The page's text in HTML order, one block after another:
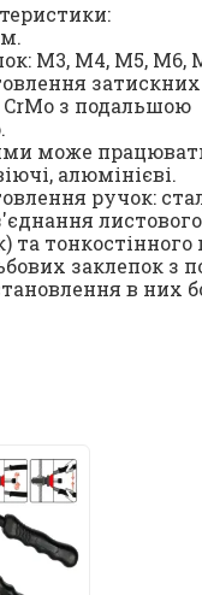
М3, М4, М5, М6,
CrMo з подальшою
може
алюмінієві.
ручок:
та тонкостінного
заклепок з
в них